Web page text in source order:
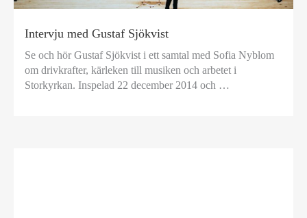
Intervju med Gustaf Sjökvist
Se och hör Gustaf Sjökvist i ett samtal med Sofia Nyblom
om drivkrafter, kärleken till musiken och arbetet i
Storkyrkan. Inspelad 22 december 2014 och …